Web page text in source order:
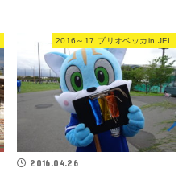
2016～17 ブリオベッカin JFL
2016.04.26